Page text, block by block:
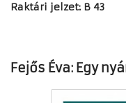
Raktári jelzet: B 43
Fejős Éva: Egy